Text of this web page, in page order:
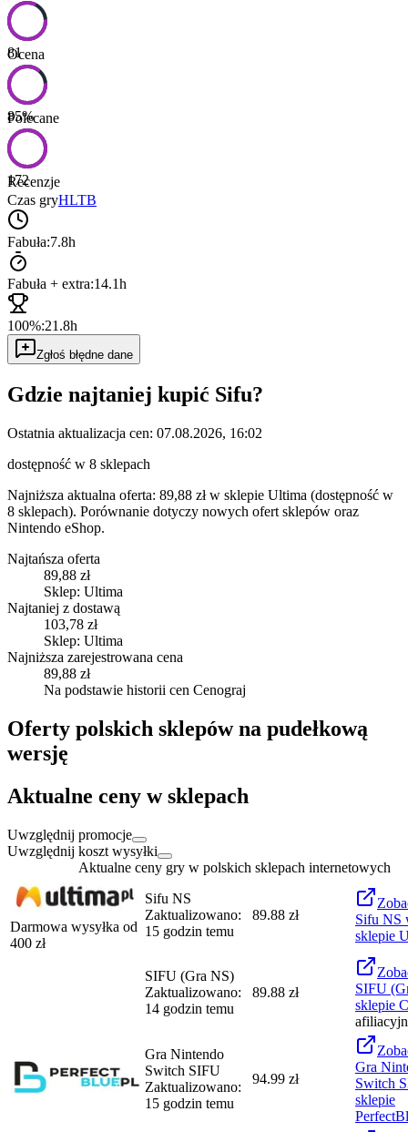
81
Ocena
85%
Polecane
172
Recenzje
Czas gryHLTB
Fabuła:7.8h
Fabuła + extra:14.1h
100%:21.8h
Zgłoś błędne dane
Gdzie najtaniej kupić Sifu?
Ostatnia aktualizacja cen: 07.08.2026, 16:02
dostępność w 8 sklepach
Najniższa aktualna oferta: 89,88 zł w sklepie Ultima (dostępność w
8 sklepach). Porównanie dotyczy nowych ofert sklepów oraz
Nintendo eShop.
Najtańsza oferta
89,88 zł
Sklep: Ultima
Najtaniej z dostawą
103,78 zł
Sklep: Ultima
Najniższa zarejestrowana cena
89,88 zł
Na podstawie historii cen Cenograj
Oferty polskich sklepów na pudełkową
wersję
Aktualne ceny w sklepach
Uwzględnij promocje
Uwzględnij koszt wysyłki
Aktualne ceny gry w polskich sklepach internetowych
Darmowa wysyłka od
400 zł
Sifu NS
Zaktualizowano:
15 godzin temu
89.88 zł
Sifu NS
sklepie
SIFU (Gra NS)
Zaktualizowano:
14 godzin temu
89.88 zł
SIFU
sklepie
Gra Nintendo
Switch SIFU
Zaktualizowano:
15 godzin temu
94.99 zł
Gra
Switch
sklepie